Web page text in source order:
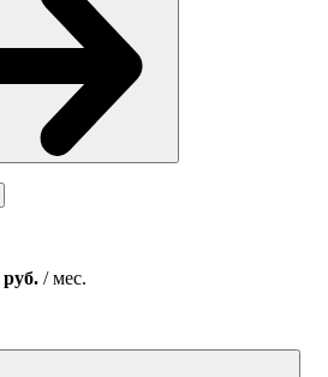
руб. / мес.